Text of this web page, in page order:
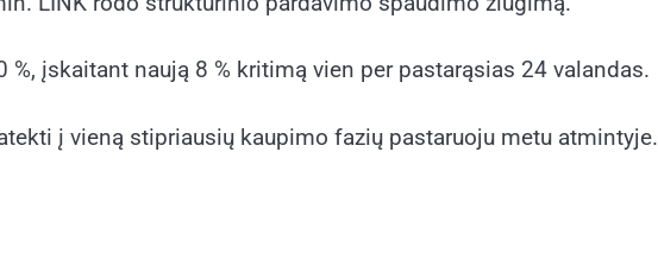
įskaitant naują 8 % kritimą vien per pastarąsias 24 valandas.
į vieną stipriausių kaupimo fazių pastaruoju metu atmintyje.